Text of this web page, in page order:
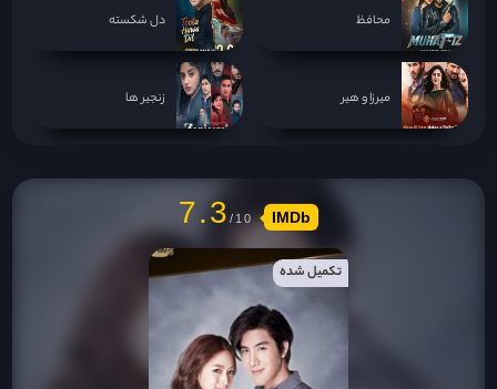
محافظ دل شکسته
میرزا و هیر زنجیر ها
7.3 IMDb
تکمیل شده